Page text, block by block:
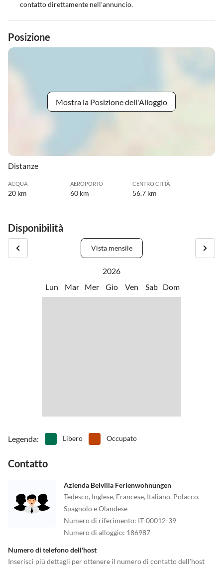
contatto direttamente nell'annuncio.
Posizione
Mostra la Posizione dell'Alloggio
Distanze
ACQUA
20 km
AEROPORTO
60 km
CENTRO CITTÀ
56.7 km
Disponibilità
Vista mensile
2026
Lun
Mar Mer Gio Ven Sab Dom
Legenda: Libero Occupato
Contatto
Azienda Belvilla Ferienwohnungen
Tedesco, Inglese, Francese, Italiano, Polacco,
Spagnolo e Olandese
Numero di riferimento: IT-00012-39
Numero di alloggio: 186987
Numero di telefono dell'host
Inserisci più dettagli per ottenere il numero di contatto dell'host